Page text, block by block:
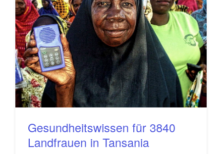
Gesundheitswissen für 3840
Landfrauen in Tansania